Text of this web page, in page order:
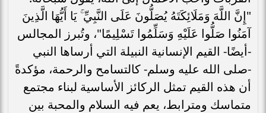
"إِنَّ اللَّهَ وَمَلَائِكَتَهُ يُصَلُّونَ عَلَى النَّبِيِّ ۚ يَا أَيُّهَا الَّذِينَ
آمَنُوا صَلُّوا عَلَيْهِ وَسَلِّمُوا تَسْلِيمًا"، وتُبرز المجالس
-أيضًا- القيم الإنسانية النبيلة التي أرساها النبي
-صلى الله عليه وسلم- كالتسامح والرحمة، مؤكدةً
أن هذه القيم تمثل الركائز الأساسية لبناء مجتمع
متماسك ومترابط، يعم فيه السلام والمحبة بين